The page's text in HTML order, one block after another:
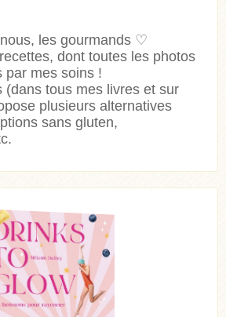
les gourmands ♡
dont toutes les photos
par mes soins !
(dans tous mes livres et sur
plusieurs alternatives
sans gluten,